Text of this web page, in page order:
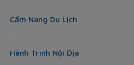
Cẩm Nang Du Lịch
Hành Trình Nội Địa